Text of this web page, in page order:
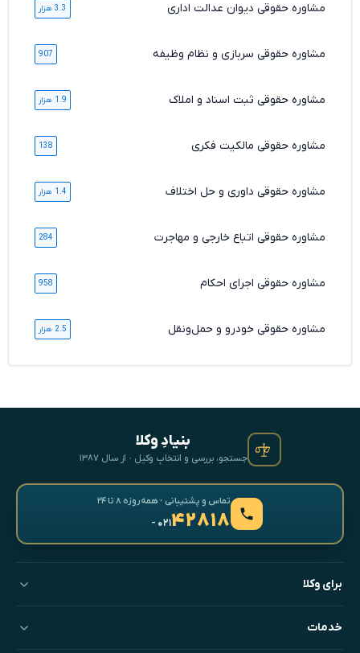
مشاوره حقوقی دیوان عدالت اداری 3.3 هزار
مشاوره حقوقی سربازی و نظام وظیفه 907
مشاوره حقوقی ثبت اسناد و املاک 1.9 هزار
مشاوره حقوقی مالکیت فکری 138
مشاوره حقوقی داوری و حل اختلاف 1.4 هزار
مشاوره حقوقی اتباع خارجی و مهاجرت 284
مشاوره حقوقی اجرای احکام 958
مشاوره حقوقی خودرو و حمل‌ونقل 2.5 هزار
بنیادِ وکلا
جستجو، بررسی و انتخابِ وکیل · از سال ۱۳۸۷
تماس و پشتیبانی · همه‌روزه ۸ تا ۲۴
۴۲۸۱۸- ۰۲۱
برای وکلا
خدمات